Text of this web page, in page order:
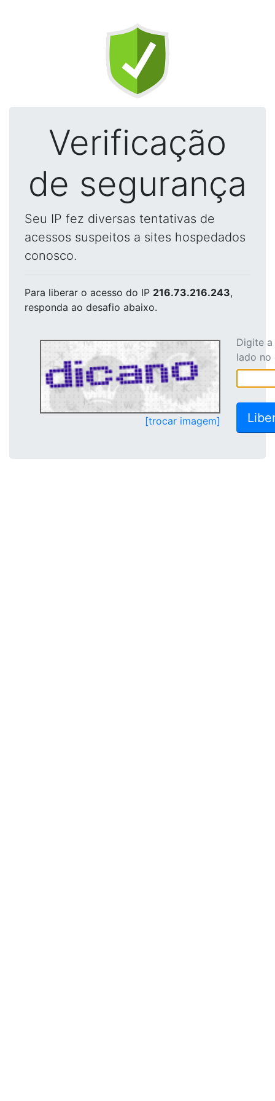
Verificação
de segurança
Seu IP fez diversas tentativas de
acessos suspeitos a sites hospedados
conosco.
Para liberar o acesso do IP 216.73.216.243,
responda ao desafio abaixo.
[trocar imagem]
Digite
lado no